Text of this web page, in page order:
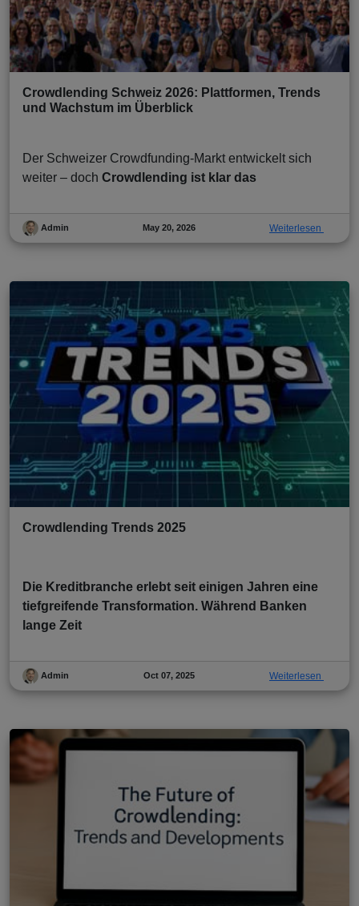
Crowdlending Schweiz 2026: Plattformen, Trends
und Wachstum im Überblick
Der Schweizer Crowdfunding-Markt entwickelt sich
weiter – doch Crowdlending ist klar das
Admin May 20, 2026 Weiterlesen
Crowdlending Trends 2025
Die Kreditbranche erlebt seit einigen Jahren eine
tiefgreifende Transformation. Während Banken
lange Zeit
Admin Oct 07, 2025 Weiterlesen